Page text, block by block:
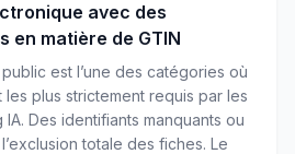
avec des
en matière de GTIN
est l’une des catégories où
les plus strictement requis par les
Des identifiants manquants ou
totale des fiches. Le